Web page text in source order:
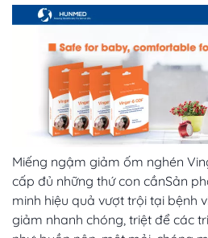
Miếng ngậm giảm ốm nghén
cấp đủ những thứ con cầnSản
minh hiệu quả vượt trội tại bệnh
giảm nhanh chóng, triệt để các